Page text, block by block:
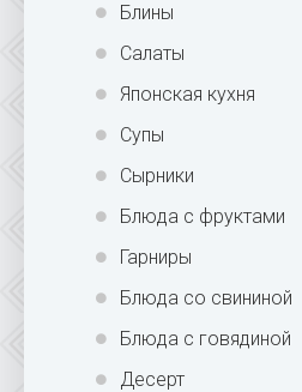
Блины
Салаты
Японская кухня
Супы
Сырники
Блюда с фруктами
Гарниры
Блюда со свининой
Блюда с говядиной
Десерт